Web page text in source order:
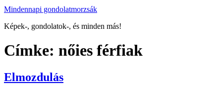
Mindennapi gondolatmorzsák
Képek-, gondolatok-, és minden más!
Címke: nőies férfiak
Elmozdulás